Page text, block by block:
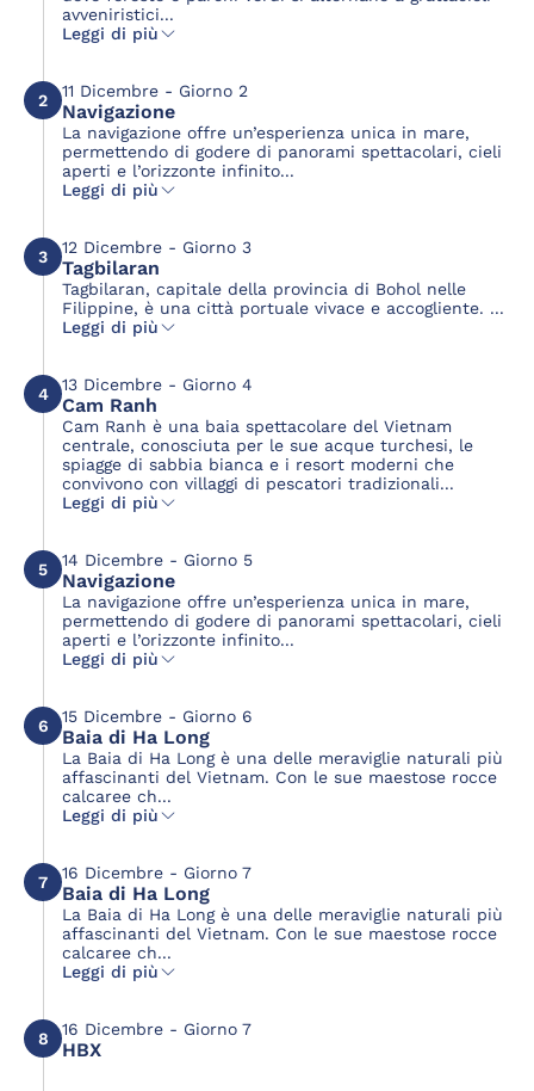
avveniristici...
Leggi di più
2 11 Dicembre - Giorno 2
Navigazione
La navigazione offre un’esperienza unica in mare,
permettendo di godere di panorami spettacolari, cieli
aperti e l’orizzonte infinito...
Leggi di più
3 12 Dicembre - Giorno 3
Tagbilaran
Tagbilaran, capitale della provincia di Bohol nelle
Filippine, è una città portuale vivace e accogliente. ...
Leggi di più
4 13 Dicembre - Giorno 4
Cam Ranh
Cam Ranh è una baia spettacolare del Vietnam
centrale, conosciuta per le sue acque turchesi, le
spiagge di sabbia bianca e i resort moderni che
convivono con villaggi di pescatori tradizionali...
Leggi di più
5 14 Dicembre - Giorno 5
Navigazione
La navigazione offre un’esperienza unica in mare,
permettendo di godere di panorami spettacolari, cieli
aperti e l’orizzonte infinito...
Leggi di più
6 15 Dicembre - Giorno 6
Baia di Ha Long
La Baia di Ha Long è una delle meraviglie naturali più
affascinanti del Vietnam. Con le sue maestose rocce
calcaree ch...
Leggi di più
7 16 Dicembre - Giorno 7
Baia di Ha Long
La Baia di Ha Long è una delle meraviglie naturali più
affascinanti del Vietnam. Con le sue maestose rocce
calcaree ch...
Leggi di più
8 16 Dicembre - Giorno 7
HBX